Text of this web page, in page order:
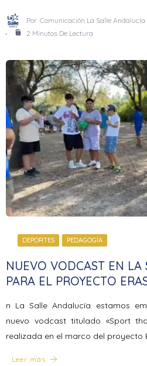
Por Comunicación La Salle Andalucía
2 Minutos De Lectura
DEPORTES PEDAGOGÍA
NUEVO VODCAST EN LA
PARA EL PROYECTO
n La Salle Andalucía estamos
nuevo vodcast titulado «Sport
realizada en el marco del proyecto
Leer más